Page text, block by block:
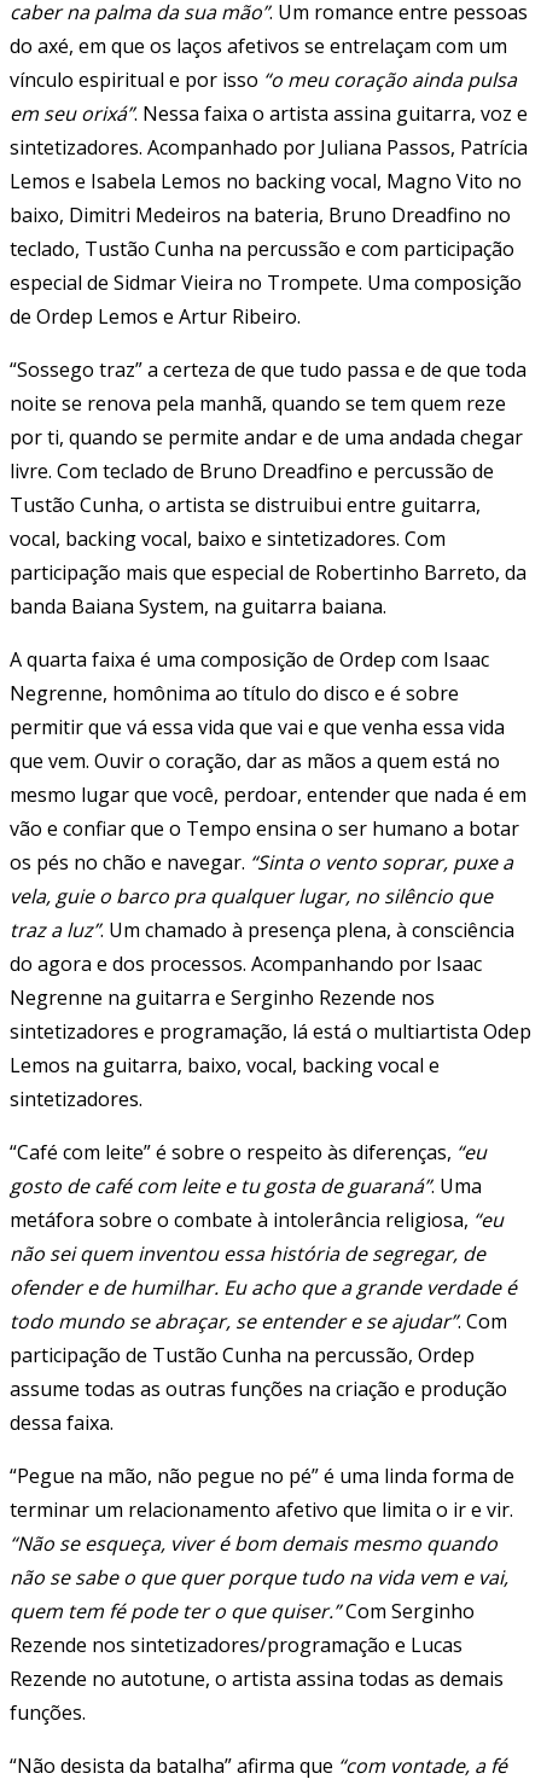
caber na palma da sua mão”. Um romance entre pessoas
do axé, em que os laços afetivos se entrelaçam com um
vínculo espiritual e por isso “o meu coração ainda pulsa
em seu orixá”. Nessa faixa o artista assina guitarra, voz e
sintetizadores. Acompanhado por Juliana Passos, Patrícia
Lemos e Isabela Lemos no backing vocal, Magno Vito no
baixo, Dimitri Medeiros na bateria, Bruno Dreadfino no
teclado, Tustão Cunha na percussão e com participação
especial de Sidmar Vieira no Trompete. Uma composição
de Ordep Lemos e Artur Ribeiro.
“Sossego traz” a certeza de que tudo passa e de que toda
noite se renova pela manhã, quando se tem quem reze
por ti, quando se permite andar e de uma andada chegar
livre. Com teclado de Bruno Dreadfino e percussão de
Tustão Cunha, o artista se distruibui entre guitarra,
vocal, backing vocal, baixo e sintetizadores. Com
participação mais que especial de Robertinho Barreto, da
banda Baiana System, na guitarra baiana.
A quarta faixa é uma composição de Ordep com Isaac
Negrenne, homônima ao título do disco e é sobre
permitir que vá essa vida que vai e que venha essa vida
que vem. Ouvir o coração, dar as mãos a quem está no
mesmo lugar que você, perdoar, entender que nada é em
vão e confiar que o Tempo ensina o ser humano a botar
os pés no chão e navegar. “Sinta o vento soprar, puxe a
vela, guie o barco pra qualquer lugar, no silêncio que
traz a luz”. Um chamado à presença plena, à consciência
do agora e dos processos. Acompanhando por Isaac
Negrenne na guitarra e Serginho Rezende nos
sintetizadores e programação, lá está o multiartista Odep
Lemos na guitarra, baixo, vocal, backing vocal e
sintetizadores.
“Café com leite” é sobre o respeito às diferenças, “eu
gosto de café com leite e tu gosta de guaraná”. Uma
metáfora sobre o combate à intolerância religiosa, “eu
não sei quem inventou essa história de segregar, de
ofender e de humilhar. Eu acho que a grande verdade é
todo mundo se abraçar, se entender e se ajudar”. Com
participação de Tustão Cunha na percussão, Ordep
assume todas as outras funções na criação e produção
dessa faixa.
“Pegue na mão, não pegue no pé” é uma linda forma de
terminar um relacionamento afetivo que limita o ir e vir.
“Não se esqueça, viver é bom demais mesmo quando
não se sabe o que quer porque tudo na vida vem e vai,
quem tem fé pode ter o que quiser.”Com Serginho
Rezende nos sintetizadores/programação e Lucas
Rezende no autotune, o artista assina todas as demais
funções.
“Não desista da batalha” afirma que “com vontade, a fé